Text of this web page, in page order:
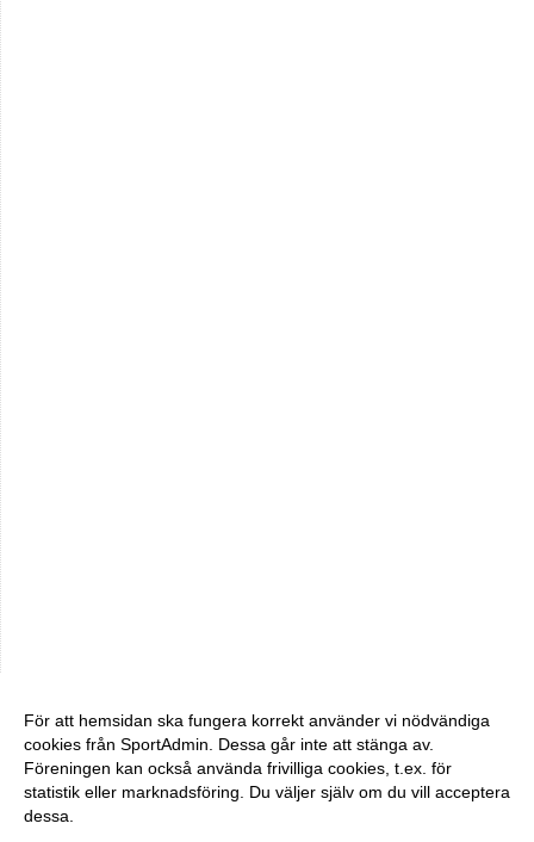
För att hemsidan ska fungera korrekt använder vi nödvändiga
cookies från SportAdmin. Dessa går inte att stänga av.
Föreningen kan också använda frivilliga cookies, t.ex. för
statistik eller marknadsföring. Du väljer själv om du vill acceptera
dessa.